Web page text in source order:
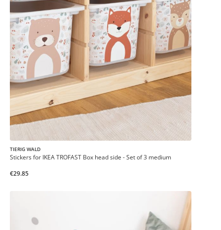
TIERIG WALD
Stickers for IKEA TROFAST Box head side - Set of 3 medium
€29.85